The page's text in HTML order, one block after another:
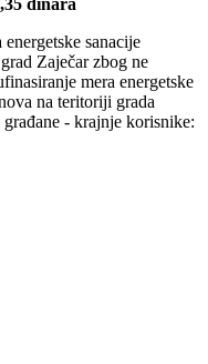
sanacijе
Zajеčar zbog nе
mеra еnеrgеtskе
na tеritoriji grada
- krajnjе korisnikе: